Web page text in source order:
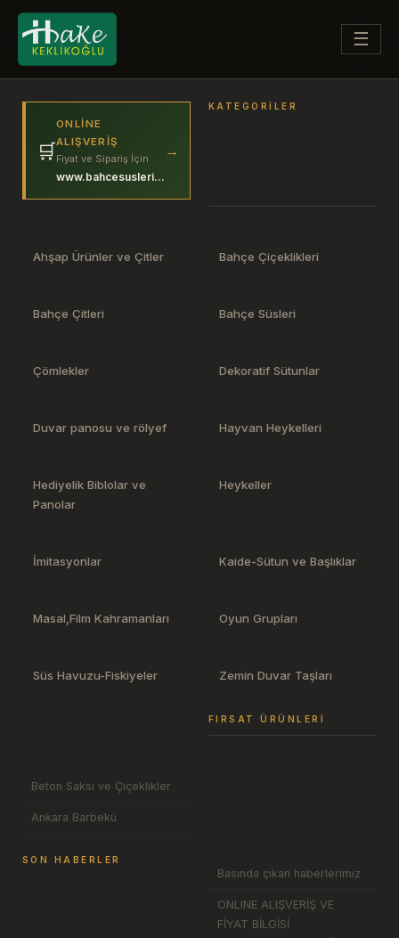
☰
🛒
ONLINE
ALIŞVERIŞ
Fiyat ve Sipariş İçin
www.bahcesuslerim.com
→
KATEGORILER
Ahşap Ürünler ve Çitler Bahçe Çiçeklikleri
Bahçe Çitleri Bahçe Süsleri
Çömlekler Dekoratif Sütunlar
Duvar panosu ve rölyef Hayvan Heykelleri
Hediyelik Biblolar ve
Panolar
Heykeller
İmitasyonlar Kaide-Sütun ve Başlıklar
Masal,Film Kahramanları Oyun Grupları
Süs Havuzu-Fiskiyeler Zemin Duvar Taşları
FIRSAT ÜRÜNLERI
Beton Saksı ve Çiçeklikler
Ankara Barbekü
SON HABERLER
Basında çıkan haberlerimiz
ONLINE ALIŞVERİŞ VE
FİYAT BİLGİSİ